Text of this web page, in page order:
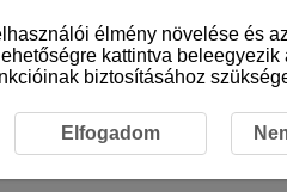
élmény növelése és
kattintva
biztosításához
Elfogadom